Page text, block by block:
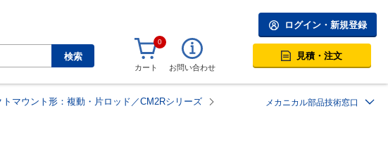
検索
ログイン・新規登録
0
カート お問い合わせ
見積・注文
マウント形：複動・片ロッド／CM2Rシリーズ
メカニカル部品技術窓口